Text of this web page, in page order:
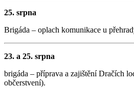
25. srpna
Brigáda – oplach komunikace u
23. a 25. srpna
brigáda – příprava a zajištění Dračích
občerstvení).